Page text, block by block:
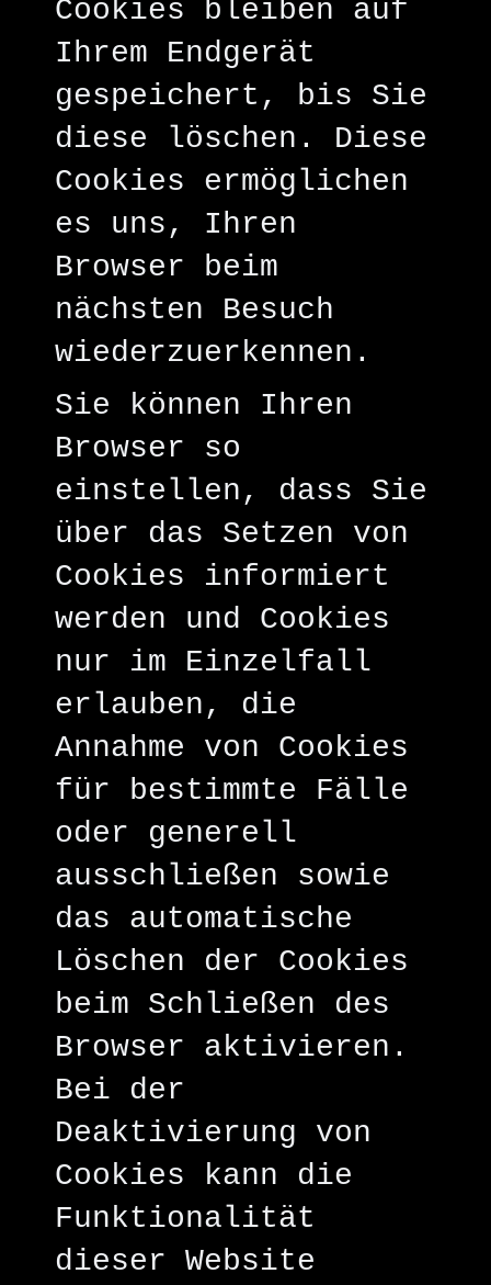
Cookies bleiben auf
Ihrem Endgerät
gespeichert, bis Sie
diese löschen. Diese
Cookies ermöglichen
es uns, Ihren
Browser beim
nächsten Besuch
wiederzuerkennen.
Sie können Ihren
Browser so
einstellen, dass Sie
über das Setzen von
Cookies informiert
werden und Cookies
nur im Einzelfall
erlauben, die
Annahme von Cookies
für bestimmte Fälle
oder generell
ausschließen sowie
das automatische
Löschen der Cookies
beim Schließen des
Browser aktivieren.
Bei der
Deaktivierung von
Cookies kann die
Funktionalität
dieser Website